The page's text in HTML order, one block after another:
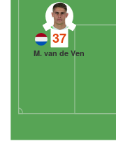
37
M. van de Ven